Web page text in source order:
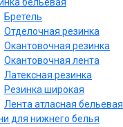
Бретель
Отделочная резинка
Окантовочная резинка
Окантовочная лента
Латексная резинка
Резинка широкая
Лента атласная бельевая
для нижнего белья